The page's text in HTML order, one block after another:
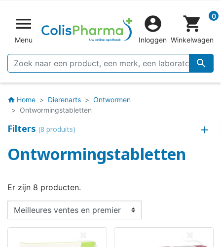

Menu


Inloggen
shopping_cart 0
Winkelwagen
home Home Dierenarts
Ontwormen
Ontwormingstabletten
Filters (8 produits)
Ontwormingstabletten
Er zijn 8 producten.